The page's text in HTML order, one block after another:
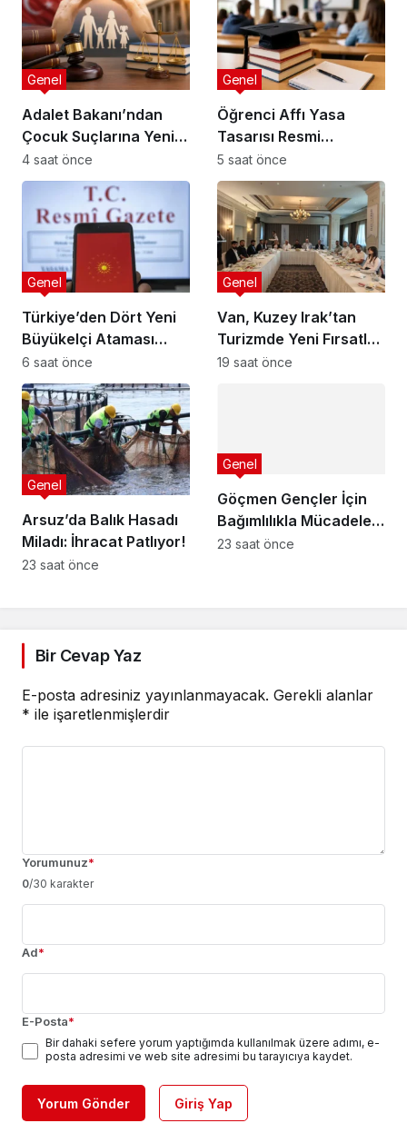
Adalet Bakanı’ndan
Çocuk Suçlarına Yeni
Düzenleme
Genel
4 saat önce
Öğrenci Affı Yasa
Tasarısı Resmi
Gazete’de Yayımda!
Genel
5 saat önce
Türkiye’den Dört Yeni
Büyükelçi Ataması
Yapıldı
Genel
6 saat önce
Van, Kuzey Irak’tan
Turizmde Yeni Fırsatlar
Sunuyor
Genel
19 saat önce
Arsuz’da Balık Hasadı
Miladı: İhracat Patlıyor!
Genel
23 saat önce
Göçmen Gençler İçin
Bağımlılıkla Mücadele
Programı
Genel
23 saat önce
Bir Cevap Yaz
E-posta adresiniz yayınlanmayacak. Gerekli alanlar
* ile işaretlenmişlerdir
Yorumunuz*
0/30 karakter
Ad*
E-Posta*
Bir dahaki sefere yorum yaptığımda kullanılmak üzere adımı, e-
posta adresimi ve web site adresimi bu tarayıcıya kaydet.
Yorum Gönder Giriş Yap